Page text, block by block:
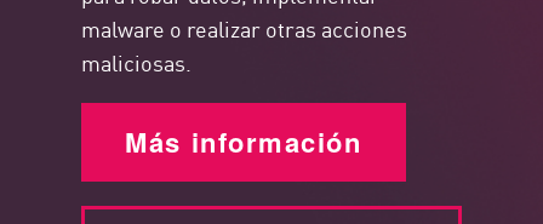
malware o realizar otras acciones
maliciosas.
Más información